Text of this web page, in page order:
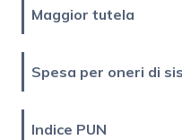
Maggior tutela
Spesa per oneri di
Indice PUN